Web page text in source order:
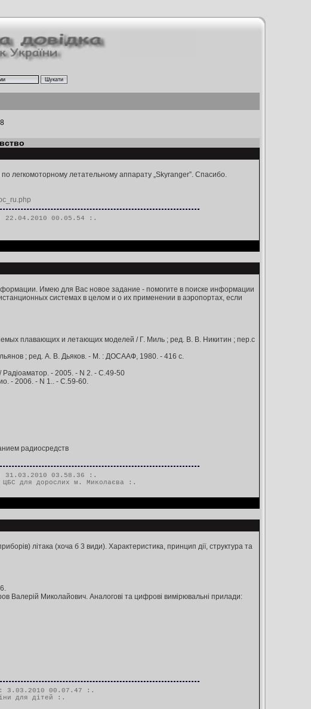
легкомоторному летательному аппарату „Skyranger”. Спасибо.
00.05.54 :.
Имею для Вас новое задание - помогите в поиске информации
системах в целом и о их применении в аэропортах, если
плавающих и летающих моделей / Г. Миль ; ред. В. В. Никитин ; пер.с
; ред. А. В. Дьяков. - М. : ДОСААФ, 1980. - 416 с.
- 2005. - N 2. - С.49-50
- 2006. - N 1.. - С.59-60.
радиосредств
03.58.36 :.
для дорослих м. Миколаєва :.
літака (хоча б 3 види). Характеристика, принцип дії, структура та
Валерій Миколайович. Аналогові та цифрові вимірювальні прилади:
3.03.2010 00.07.47 :.
для дітей :.